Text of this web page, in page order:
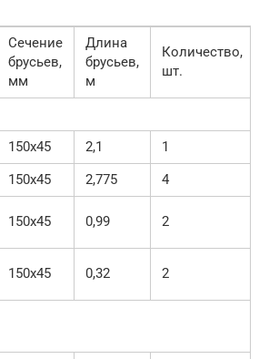
Сечение
брусьев,
мм
Длина
брусьев,
м
Количество,
шт.
150х45 2,1
1
150х45 2,775
4
150х45 0,99 2
150х45 0,32 2